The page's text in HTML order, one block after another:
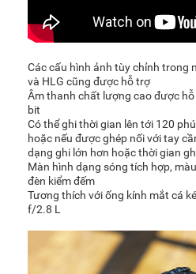
Các cấu hình ảnh tùy chỉnh trong
và HLG cũng được hỗ trợ
Âm thanh chất lượng cao được
bit
Có thể ghi thời gian lên tới 120
hoặc nếu được ghép nối với tay
dạng ghi lớn hơn hoặc thời gian
Màn hình dạng sóng tích hợp,
đèn kiểm đếm
Tương thích với ống kính mắt cá
f/2.8 L